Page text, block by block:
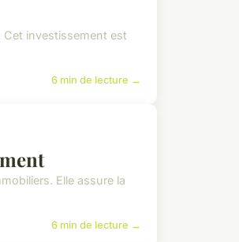
Cet investissement est
6 min de lecture →
Elle assure la
6 min de lecture →